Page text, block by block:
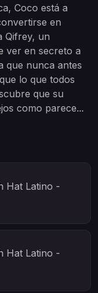
Coco está a
en
Qifrey, un
ver en secreto a
que nunca antes
lo que todos
que su
como parece...
Hat Latino -
Hat Latino -